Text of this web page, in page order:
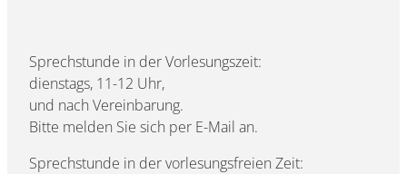
Sprechstunde in der Vorlesungszeit:
dienstags, 11-12 Uhr,
und nach Vereinbarung.
Bitte melden Sie sich per E-Mail an.
Sprechstunde in der vorlesungsfreien Zeit: